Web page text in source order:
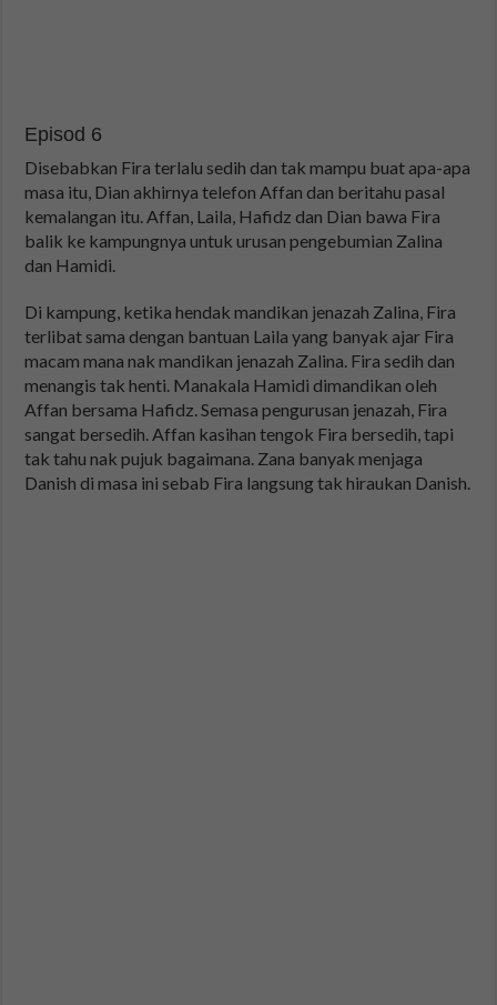
Episod 6
Disebabkan Fira terlalu sedih dan tak mampu buat apa-apa
masa itu, Dian akhirnya telefon Affan dan beritahu pasal
kemalangan itu. Affan, Laila, Hafidz dan Dian bawa Fira
balik ke kampungnya untuk urusan pengebumian Zalina
dan Hamidi.
Di kampung, ketika hendak mandikan jenazah Zalina, Fira
terlibat sama dengan bantuan Laila yang banyak ajar Fira
macam mana nak mandikan jenazah Zalina. Fira sedih dan
menangis tak henti. Manakala Hamidi dimandikan oleh
Affan bersama Hafidz. Semasa pengurusan jenazah, Fira
sangat bersedih. Affan kasihan tengok Fira bersedih, tapi
tak tahu nak pujuk bagaimana. Zana banyak menjaga
Danish di masa ini sebab Fira langsung tak hiraukan Danish.